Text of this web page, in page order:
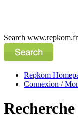
Search www.repkom.fr
Repkom
Connexion /